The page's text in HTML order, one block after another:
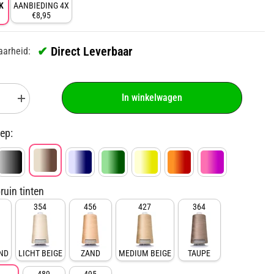
AANBIEDING 4X
€8,95
✔ Direct Leverbaar
Aantal
verhogen
Bruin
Huismerk
In winkelwagen
tinten
354
LICHT BEIGE
456
ZAND
427
MEDIUM BEIGE
364
TAUPE